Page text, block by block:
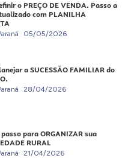
o PREÇO DE VENDA. Passo a
com PLANILHA
05/05/2026
a SUCESSÃO FAMILIAR do
28/04/2026
para ORGANIZAR sua
RURAL
21/04/2026